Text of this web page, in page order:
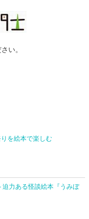
い。
りを絵本で楽しむ
力ある怪談絵本『うみぼ